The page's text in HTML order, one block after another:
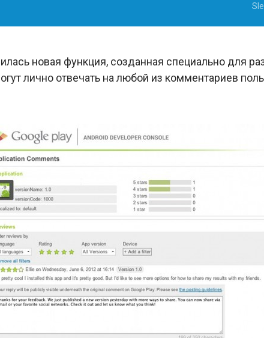
новая функция, созданная специально для
лично отвечать на любой из комментариев